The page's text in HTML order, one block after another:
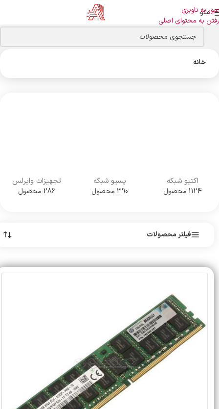
عبور به ناوبری
رفتن به محتوای اصلی
منو
خانه
اکتیو شبکه
1124 محصول
پسیو شبکه
390 محصول
تجهیزات وایرلس
286 محصول
فیلتر محصولات